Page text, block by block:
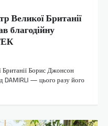
Великої Британії
благодійну
Британії Борис Джонсон
DAMIRLI — цього разу його